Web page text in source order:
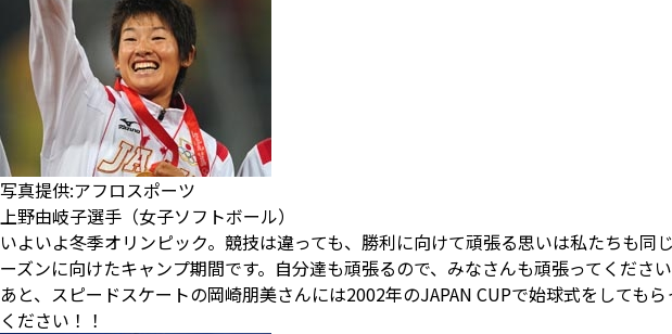
写真提供:アフロスポーツ
上野由岐子選手（女子ソフトボール）
いよいよ冬季オリンピック。競技は違っても、勝利に向けて頑張る思いは私たちも
ーズンに向けたキャンプ期間です。自分達も頑張るので、みなさんも頑張ってください
あと、スピードスケートの岡崎朋美さんには2002年のJAPAN CUPで始球式をしても
ください！！